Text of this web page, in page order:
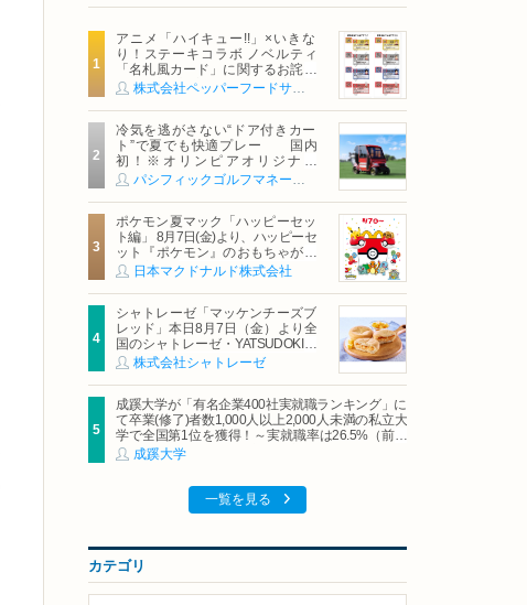
アニメ「ハイキュー!!」×いきな
り！ステーキコラボ ノベルティ
「名札風カード」に関するお詫び
および交換対応についてのご案内
冷気を逃がさない“ドア付きカー
ト”で夏でも快適プレー 国内
初！※オリンピアオリジナル
「AirCon Cart（エアコンカー
ト）」導入 | ＰＧＭ
ポケモン夏マック「ハッピーセッ
ト編」 8月7日(金)より、ハッピーセ
ット『ポケモン』のおもちゃが期
間限定登場
日本マクドナルド株式会社
シャトレーゼ「マッケンチーズブ
レッド」本日8月7日（金）より全
国のシャトレーゼ・YATSUDOKIで
発売株式会社シャトレーゼ
成蹊大学が「有名企業400社実就職ランキング」に
て卒業(修了)者数1,000人以上2,000人未満の私立大
学で全国第1位を獲得！～実就職率は26.5%（前年
比＋4.3pt）に伸長、東京の私立大学でも10位にラ
ンクイン～
成蹊大学
一覧を見る
カテゴリ